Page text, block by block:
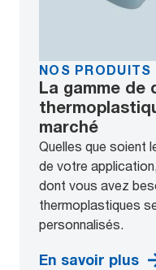
NOS PRODUITS
La gamme de
marché
Quelles que soient
de votre
dont vous avez
thermoplastiques
personnalisés.
En savoir plus